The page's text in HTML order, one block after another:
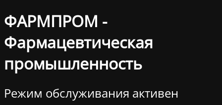
ФАРМПРОМ -
Фармацевтическая
промышленность
Режим обслуживания активен